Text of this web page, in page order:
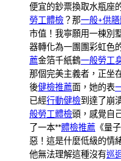
便宜的鈔票換取水瓶座
勞工體檢？那一般+供
市值！我寧願用一棟別
器轉化為一團團彩虹色
薦金箔千紙鶴一般勞工
那個完美主義者，正坐
後健檢推薦面，她的表
已經行動健檢到達了崩
般勞工體檢頭，感覺自
了一本**體檢推薦 《量
惡！這是什麼低級的情
他無法理解這種沒有巡